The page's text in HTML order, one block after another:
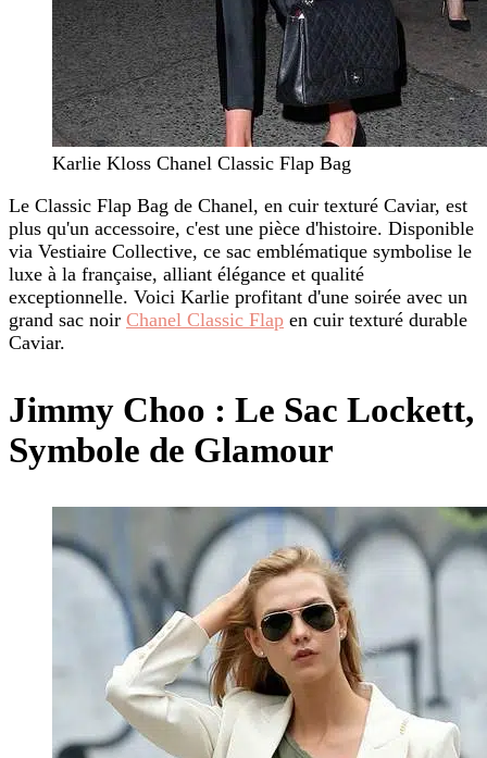
Karlie Kloss Chanel Classic Flap Bag
Le Classic Flap Bag de Chanel, en cuir texturé Caviar, est
plus qu'un accessoire, c'est une pièce d'histoire. Disponible
via Vestiaire Collective, ce sac emblématique symbolise le
luxe à la française, alliant élégance et qualité
exceptionnelle. Voici Karlie profitant d'une soirée avec un
grand sac noir Chanel Classic Flap en cuir texturé durable
Caviar.
Jimmy Choo : Le Sac Lockett,
Symbole de Glamour